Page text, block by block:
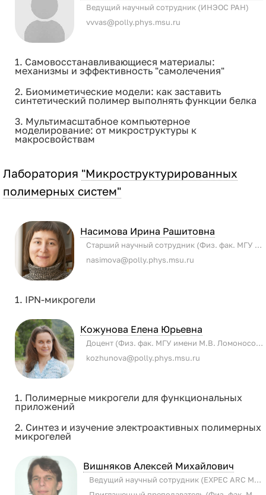
Ведущий научный сотрудник (ИНЭОС РАН)
vvvas@polly.phys.msu.ru
1. Самовосстанавливающиеся материалы:
механизмы и эффективность "самолечения"
2. Биомиметические модели: как заставить
синтетический полимер выполнять функции белка
3. Мультимасштабное компьютерное
моделирование: от микроструктуры к
макросвойствам
Лаборатория "Микроструктурированных
полимерных систем"
Насимова Ирина Рашитовна
Старший научный сотрудник (Физ. фак. МГУ имени М.В. Ломоносова)
nasimova@polly.phys.msu.ru
1. IPN-микрогели
Кожунова Елена Юрьевна
Доцент (Физ. фак. МГУ имени М.В. Ломоносова)
kozhunova@polly.phys.msu.ru
1. Полимерные микрогели для функциональных
приложений
2. Синтез и изучение электроактивных полимерных
микрогелей
Вишняков Алексей Михайлович
Ведущий научный сотрудник (EXPEC ARC MRC)